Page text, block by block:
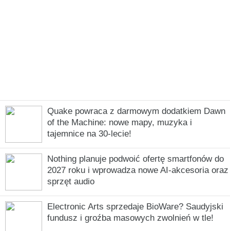
Quake powraca z darmowym dodatkiem Dawn
of the Machine: nowe mapy, muzyka i
tajemnice na 30-lecie!
Nothing planuje podwoić ofertę smartfonów do
2027 roku i wprowadza nowe AI-akcesoria oraz
sprzęt audio
Electronic Arts sprzedaje BioWare? Saudyjski
fundusz i groźba masowych zwolnień w tle!